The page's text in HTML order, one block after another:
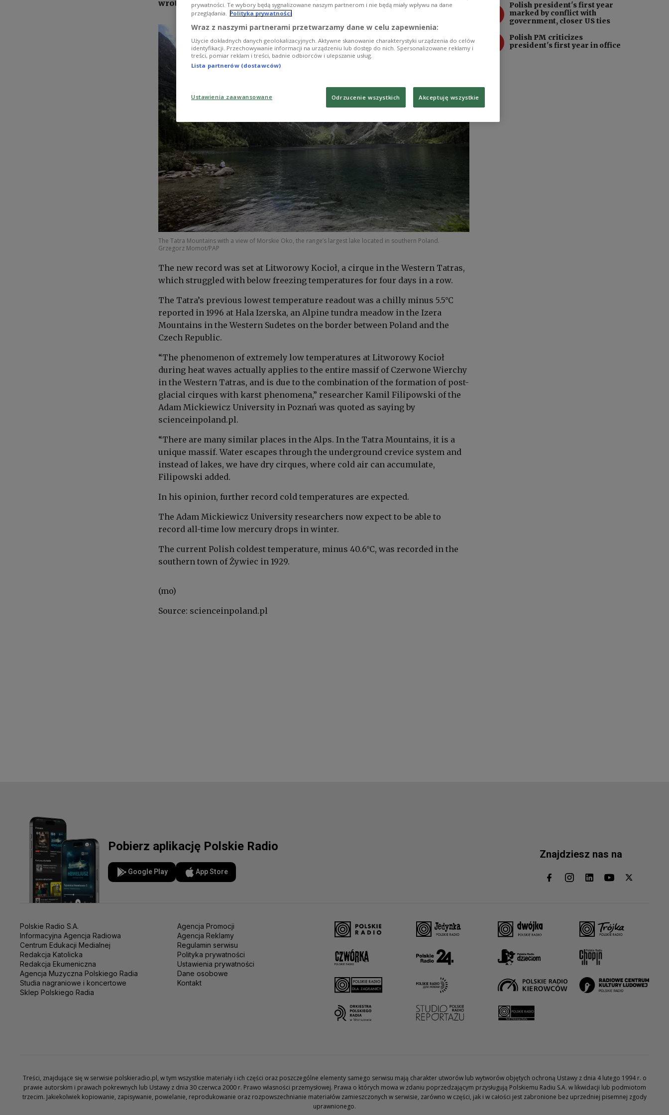
wrote.
The Tatra Mountains with a view of Morskie Oko, the range’s largest lake located in southern Poland.
Grzegorz Momot/PAP
The new record was set at Litworowy Kocioł, a cirque in the Western Tatras,
which struggled with below freezing temperatures for four days in a row.
The Tatra’s previous lowest temperature readout was a chilly minus 5.5°C
reported in 1996 at Hala Izerska, an Alpine tundra meadow in the Izera
Mountains in the Western Sudetes on the border between Poland and the
Czech Republic.
“The phenomenon of extremely low temperatures at Litworowy Kocioł
during heat waves actually applies to the entire massif of Czerwone Wierchy
in the Western Tatras, and is due to the combination of the formation of post-
glacial cirques with karst phenomena,” researcher Kamil Filipowski of the
Adam Mickiewicz University in Poznań was quoted as saying by
scienceinpoland.pl.
“There are many similar places in the Alps. In the Tatra Mountains, it is a
unique massif. Water escapes through the underground crevice system and
instead of lakes, we have dry cirques, where cold air can accumulate,
Filipowski added.
In his opinion, further record cold temperatures are expected.
The Adam Mickiewicz University researchers now expect to be able to
record all-time low mercury drops in winter.
The current Polish coldest temperature, minus 40.6°C, was recorded in the
southern town of Żywiec in 1929.
(mo)
Source: scienceinpoland.pl
Polish president's first year
marked by conflict with
government, closer US ties
Polish PM criticizes
president's first year in office
Pobierz aplikację Polskie Radio
Google Play App Store
Znajdziesz nas na
Polskie Radio S.A.
Informacyjna Agencja Radiowa
Centrum Edukacji Medialnej
Redakcja Katolicka
Redakcja Ekumeniczna
Agencja Muzyczna Polskiego Radia
Studia nagraniowe i koncertowe
Sklep Polskiego Radia
Agencja Promocji
Agencja Reklamy
Regulamin serwisu
Polityka prywatności
Ustawienia prywatności
Dane osobowe
Kontakt
Treści, znajdujące się w serwisie polskieradio.pl, w tym wszystkie materiały i ich części oraz poszczególne elementy samego serwisu mają charakter utworów lub wytworów objętych ochroną Ustawy z dnia 4 lutego 1994 r. o
prawie autorskim i prawach pokrewnych lub Ustawy z dnia 30 czerwca 2000 r. Prawo własności przemysłowej. Prawa o których mowa w zdaniu poprzedzającym przysługują Polskiemu Radiu S.A. w likwidacji lub podmiotom
trzecim. Jakiekolwiek kopiowanie, zapisywanie, powielanie, reprodukowanie oraz rozpowszechnianie materiałów zamieszczonych w serwisie, zarówno w części, jak i w całości jest zabronione bez uprzedniej pisemnej zgody
uprawnionego.
prywatności. Te wybory będą sygnalizowane naszym partnerom i nie będą miały wpływu na dane
przeglądania.
Polityka prywatności
Wraz z naszymi partnerami przetwarzamy dane w celu zapewnienia:
Użycie dokładnych danych geolokalizacyjnych. Aktywne skanowanie charakterystyki urządzenia do celów
identyfikacji. Przechowywanie informacji na urządzeniu lub dostęp do nich. Spersonalizowane reklamy i
treści, pomiar reklam i treści, badnie odbiorców i ulepszanie usług.
Lista partnerów (dostawców)
Ustawienia zaawansowane Odrzucenie wszystkich Akceptuję wszystkie